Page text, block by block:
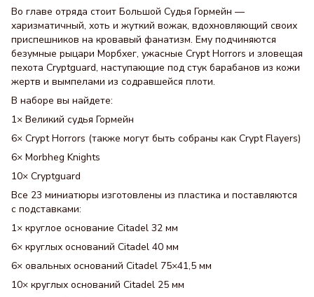
Во главе отряда стоит Большой Судья Гормейн —
харизматичный, хоть и жуткий вожак, вдохновляющий своих
приспешников на кровавый фанатизм. Ему подчиняются
безумные рыцари Морбхег, ужасные Crypt Horrors и зловещая
пехота Cryptguard, наступающие под стук барабанов из кожи
жертв и вымпелами из содравшейся плоти.
В наборе вы найдете:
1× Великий судья Гормейн
6× Crypt Horrors (также могут быть собраны как Crypt Flayers)
6× Morbheg Knights
10× Cryptguard
Все 23 миниатюры изготовлены из пластика и поставляются
с подставками:
1× круглое основание Citadel 32 мм
6× круглых оснований Citadel 40 мм
6× овальных оснований Citadel 75×41,5 мм
10× круглых оснований Citadel 25 мм